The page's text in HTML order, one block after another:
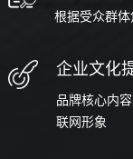
根据受众群
企业文化
品牌核心内
联网形象